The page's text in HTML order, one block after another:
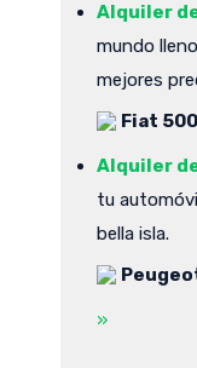
Alquiler
mundo
mejores
Fiat 500
Alquiler
tu
bella isla.
»